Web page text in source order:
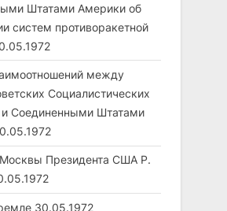
Штатами Америки об
систем противоракетной
между
Социалистических
и Соединенными Штатами
Президента США Р.
30.05.1972